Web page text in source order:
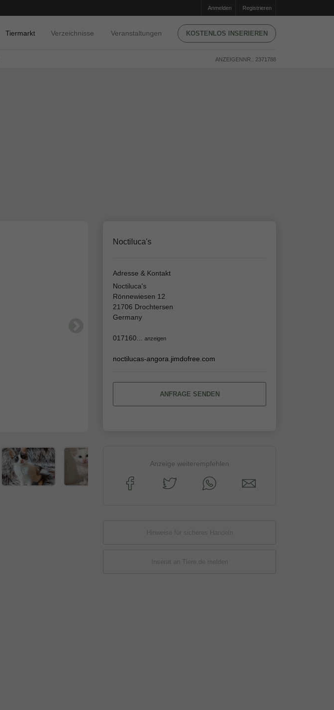
Anmelden Registrieren
Tiermarkt Verzeichnisse Veranstaltungen KOSTENLOS INSERIEREN
ANZEIGENNR.: 2371788
Noctiluca's
Adresse & Kontakt
Noctiluca's
Rönnewiesen 12
21706 Drochtersen
Germany
017160... anzeigen
noctilucas-angora.jimdofree.com
ANFRAGE SENDEN
Anzeige weiterempfehlen
Hinweise für sicheres Handeln
Inserat an Tiere.de melden